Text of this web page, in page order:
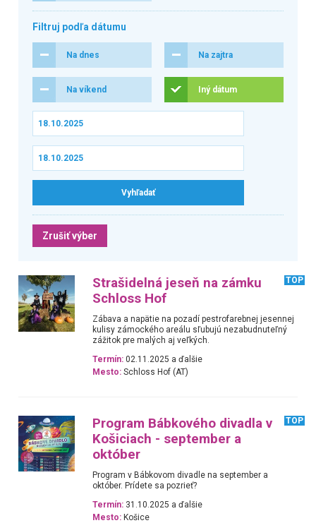
Filtruj podľa dátumu
Na dnes Na zajtra
Na víkend Iný dátum
Zrušiť výber
Strašidelná jeseň na zámku
Schloss Hof
TOP
Zábava a napätie na pozadí pestrofarebnej jesennej
kulisy zámockého areálu sľubujú nezabudnuteľný
zážitok pre malých aj veľkých.
Termín: 02.11.2025 a ďalšie
Mesto: Schloss Hof (AT)
Program Bábkového divadla v
Košiciach - september a
október
TOP
Program v Bábkovom divadle na september a
október. Prídete sa pozrieť?
Termín: 31.10.2025 a ďalšie
Mesto: Košice